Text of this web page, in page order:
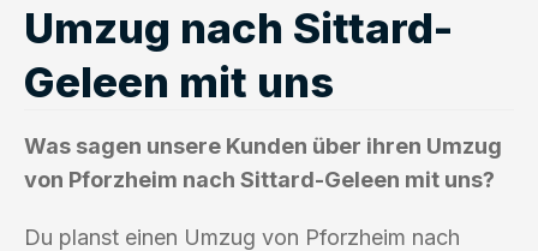
Umzug nach Sittard-
Geleen mit uns
Was sagen unsere Kunden über ihren Umzug
von Pforzheim nach Sittard-Geleen mit uns?
Du planst einen Umzug von Pforzheim nach